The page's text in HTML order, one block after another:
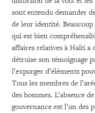
sont entendu demander
de leur identité. Beaucoup
qui est bien
affaires relatives à Haïti a
détruise son témoignage
l’expurger d’éléments
Tous les membres de
des hommes. L’absence
gouvernance est l’un des